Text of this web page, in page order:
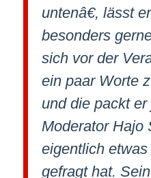
untenâ€, lässt
besonders
sich vor der
ein paar Worte
und die packt
Moderator Hajo
eigentlich
gefragt hat.